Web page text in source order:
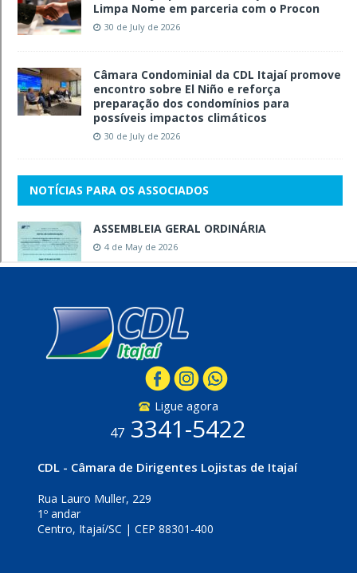
Ligue agora
47 3341-5422
CDL - Câmara de Dirigentes Lojistas de Itajaí
Rua Lauro Muller, 229
1º andar
Centro, Itajaí/SC | CEP 88301-400